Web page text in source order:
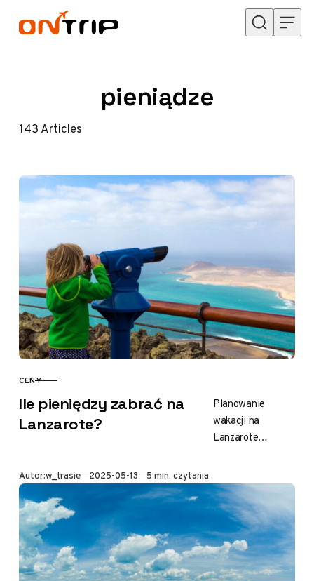
Przejdź do treści
pieniądze
143Articles
KATEGORIA
CENY
Ile pieniędzy zabrać na
Lanzarote?
Planowanie
wakacji na
Lanzarote
nad budżetem.
Przede wszystkim
warto określić styl
podróży: czy
zależy nam na
luksusowych…
Autor:w_trasie Opublikowano
2025-05-13 5 min. czytania